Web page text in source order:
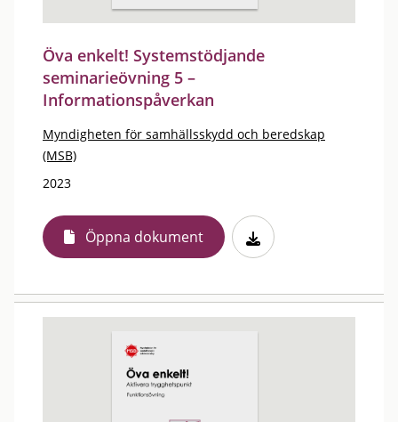
Öva enkelt! Systemstödjande
seminarieövning 5 –
Informationspåverkan
Myndigheten för samhällsskydd och beredskap
(MSB)
2023
Öppna dokument